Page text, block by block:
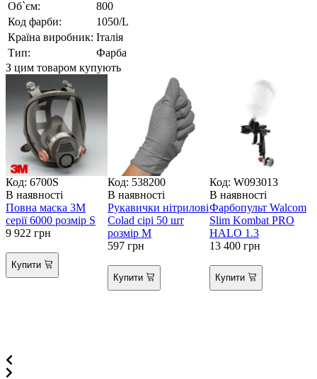
Об`єм:
800
Код фарби:
1050/L
Країна виробник: Італія
Тип:
Фарба
З цим товаром купують
Код: 6700S
В наявності
Повна маска 3М
серії 6000 розмір S
9 922 грн
Купити
Код: 538200
В наявності
Рукавички нітрилові
Colad сірі 50 шт
розмір M
597 грн
Купити
Код: W093013
В наявності
Фарбопульт Walcom
Slim Kombat PRO
HALO 1.3
13 400 грн
Купити